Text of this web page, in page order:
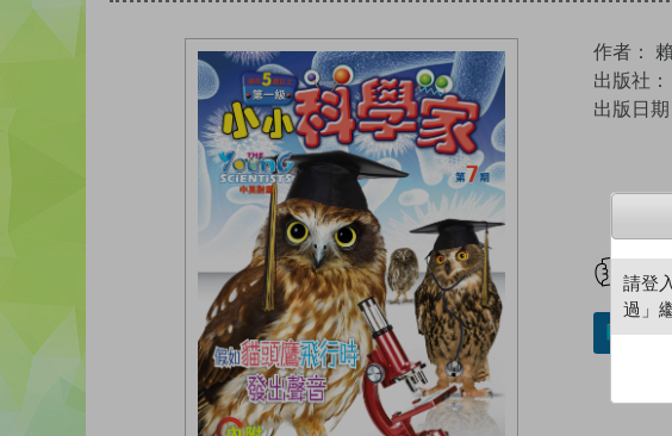
作者：
出版社：
出版日期
加
請登
過」